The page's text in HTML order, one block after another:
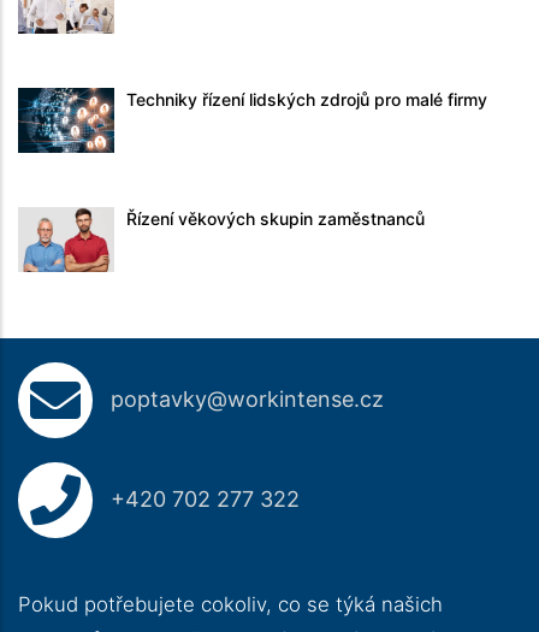
Techniky řízení lidských zdrojů pro malé firmy
Řízení věkových skupin zaměstnanců
poptavky@workintense.cz
+420 702 277 322
Pokud potřebujete cokoliv, co se týká našich